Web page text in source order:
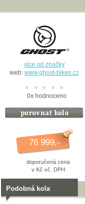
více od značky
web: www.ghost-bikes.cz
0xhodnoceno
76 999,-
doporučená cena
v Kč vč. DPH
Podobná kola